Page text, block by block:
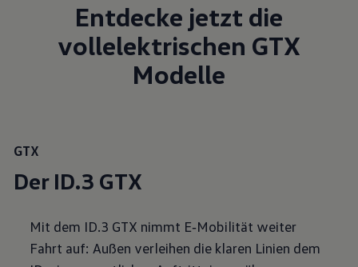
Entdecke jetzt die
vollelektrischen GTX
Modelle
GTX
Der ID.3 GTX
Mit dem ID.3 GTX nimmt E‑Mobilität weiter
Fahrt auf: Außen verleihen die klaren Linien dem